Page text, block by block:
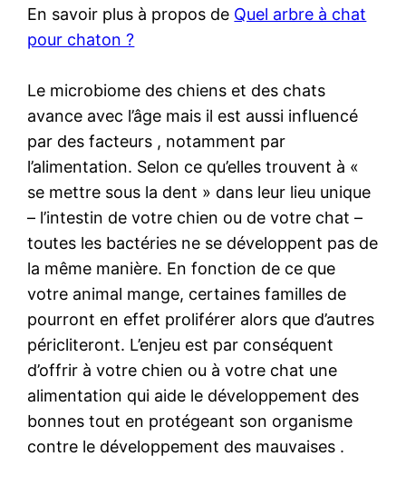
En savoir plus à propos de Quel arbre à chat
pour chaton ?
Le microbiome des chiens et des chats
avance avec l’âge mais il est aussi influencé
par des facteurs , notamment par
l’alimentation. Selon ce qu’elles trouvent à «
se mettre sous la dent » dans leur lieu unique
– l’intestin de votre chien ou de votre chat –
toutes les bactéries ne se développent pas de
la même manière. En fonction de ce que
votre animal mange, certaines familles de
pourront en effet proliférer alors que d’autres
péricliteront. L’enjeu est par conséquent
d’offrir à votre chien ou à votre chat une
alimentation qui aide le développement des
bonnes tout en protégeant son organisme
contre le développement des mauvaises .